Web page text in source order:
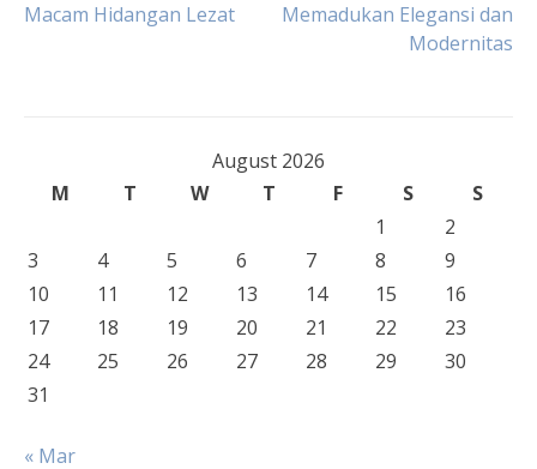
navigation
Macam Hidangan Lezat
Memadukan Elegansi dan
Modernitas
August 2026
M
T W T F S
S
1
2
3
4 5 6 7 8
9
10
11 12 13 14 15
16
17
18 19 20 21 22
23
24
25 26 27 28 29
30
31
« Mar